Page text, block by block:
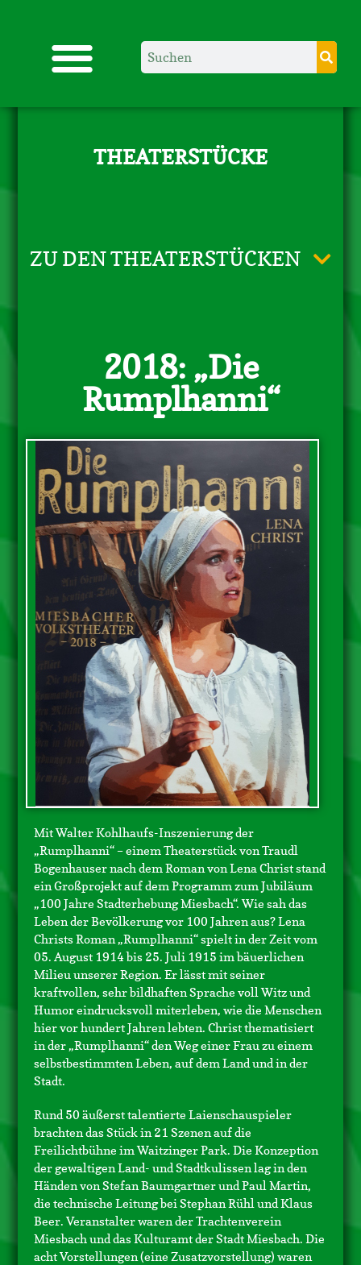
THEATERSTÜCKE
ZU DEN THEATERSTÜCKEN
2018: „Die
Rumplhanni“
Mit Walter Kohlhaufs-Inszenierung der
„Rumplhanni“ – einem Theaterstück von Traudl
Bogenhauser nach dem Roman von Lena Christ stand
ein Großprojekt auf dem Programm zum Jubiläum
„100 Jahre Stadterhebung Miesbach“. Wie sah das
Leben der Bevölkerung vor 100 Jahren aus? Lena
Christs Roman „Rumplhanni“ spielt in der Zeit vom
05. August 1914 bis 25. Juli 1915 im bäuerlichen
Milieu unserer Region. Er lässt mit seiner
kraftvollen, sehr bildhaften Sprache voll Witz und
Humor eindrucksvoll miterleben, wie die Menschen
hier vor hundert Jahren lebten. Christ thematisiert
in der „Rumplhanni“ den Weg einer Frau zu einem
selbstbestimmten Leben, auf dem Land und in der
Stadt.
Rund 50 äußerst talentierte Laienschauspieler
brachten das Stück in 21 Szenen auf die
Freilichtbühne im Waitzinger Park. Die Konzeption
der gewaltigen Land- und Stadtkulissen lag in den
Händen von Stefan Baumgartner und Paul Martin,
die technische Leitung bei Stephan Rühl und Klaus
Beer. Veranstalter waren der Trachtenverein
Miesbach und das Kulturamt der Stadt Miesbach. Die
acht Vorstellungen (eine Zusatzvorstellung) waren